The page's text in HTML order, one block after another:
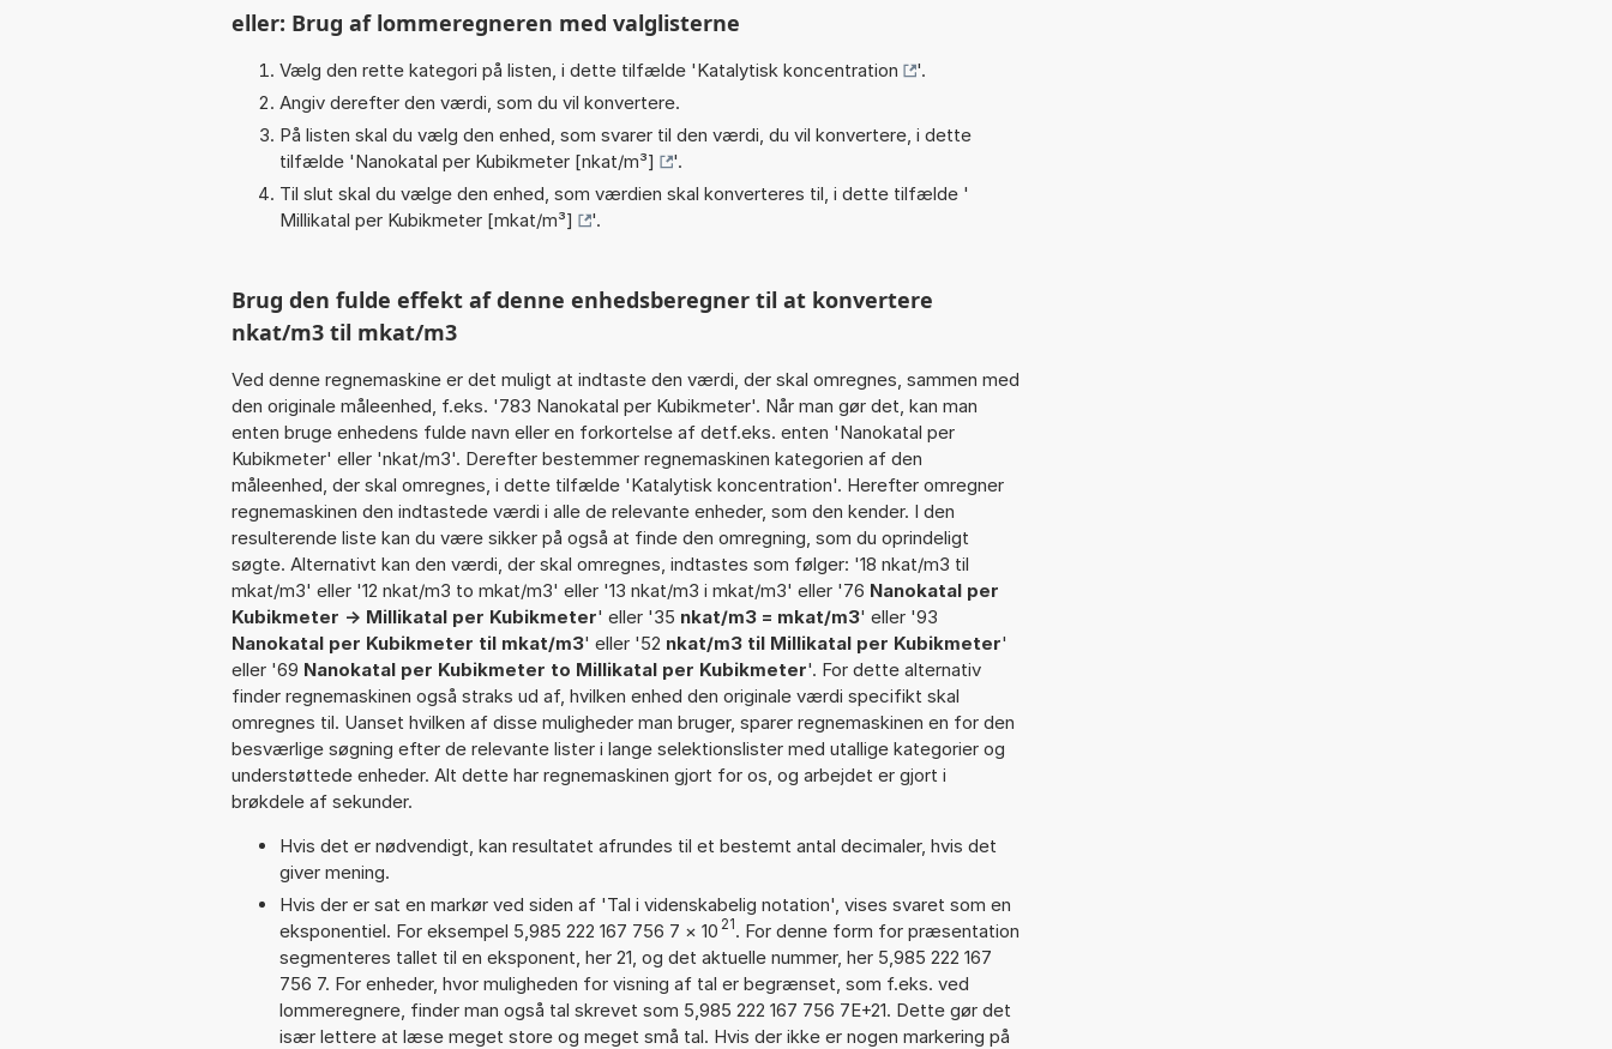
eller: Brug af lommeregneren med valglisterne
Vælg den rette kategori på listen, i dette tilfælde 'Katalytisk koncentration
'.
Angiv derefter den værdi, som du vil konvertere.
På listen skal du vælg den enhed, som svarer til den værdi, du vil konvertere, i dette
tilfælde 'Nanokatal per Kubikmeter [nkat/m³]
'.
Til slut skal du vælge den enhed, som værdien skal konverteres til, i dette tilfælde '
Millikatal per Kubikmeter [mkat/m³]
'.
Brug den fulde effekt af denne enhedsberegner til at konvertere
nkat/m3 til mkat/m3
Ved denne regnemaskine er det muligt at indtaste den værdi, der skal omregnes, sammen med
den originale måleenhed, f.eks. '783 Nanokatal per Kubikmeter'. Når man gør det, kan man
enten bruge enhedens fulde navn eller en forkortelse af detf.eks. enten 'Nanokatal per
Kubikmeter' eller 'nkat/m3'. Derefter bestemmer regnemaskinen kategorien af den
måleenhed, der skal omregnes, i dette tilfælde 'Katalytisk koncentration'. Herefter omregner
regnemaskinen den indtastede værdi i alle de relevante enheder, som den kender. I den
resulterende liste kan du være sikker på også at finde den omregning, som du oprindeligt
søgte. Alternativt kan den værdi, der skal omregnes, indtastes som følger: '18 nkat/m3 til
mkat/m3' eller '12 nkat/m3 to mkat/m3' eller '13 nkat/m3 i mkat/m3' eller '76 Nanokatal per
Kubikmeter -> Millikatal per Kubikmeter' eller '35 nkat/m3 = mkat/m3' eller '93
Nanokatal per Kubikmeter til mkat/m3' eller '52 nkat/m3 til Millikatal per Kubikmeter'
eller '69 Nanokatal per Kubikmeter to Millikatal per Kubikmeter'. For dette alternativ
finder regnemaskinen også straks ud af, hvilken enhed den originale værdi specifikt skal
omregnes til. Uanset hvilken af disse muligheder man bruger, sparer regnemaskinen en for den
besværlige søgning efter de relevante lister i lange selektionslister med utallige kategorier og
understøttede enheder. Alt dette har regnemaskinen gjort for os, og arbejdet er gjort i
brøkdele af sekunder.
Hvis det er nødvendigt, kan resultatet afrundes til et bestemt antal decimaler, hvis det
giver mening.
Hvis der er sat en markør ved siden af 'Tal i videnskabelig notation', vises svaret som en
eksponentiel. For eksempel 5,985 222 167 756 7 × 10 21. For denne form for præsentation
segmenteres tallet til en eksponent, her 21, og det aktuelle nummer, her 5,985 222 167
756 7. For enheder, hvor muligheden for visning af tal er begrænset, som f.eks. ved
lommeregnere, finder man også tal skrevet som 5,985 222 167 756 7E+21. Dette gør det
især lettere at læse meget store og meget små tal. Hvis der ikke er nogen markering på